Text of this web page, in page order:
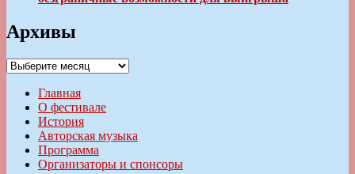
Архивы
Архивы
Главная
О фестивале
История
Авторская музыка
Программа
Организаторы и спонсоры